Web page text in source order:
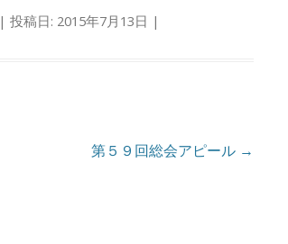
| 投稿日: 2015年7月13日 |
第５９回総会アピール →